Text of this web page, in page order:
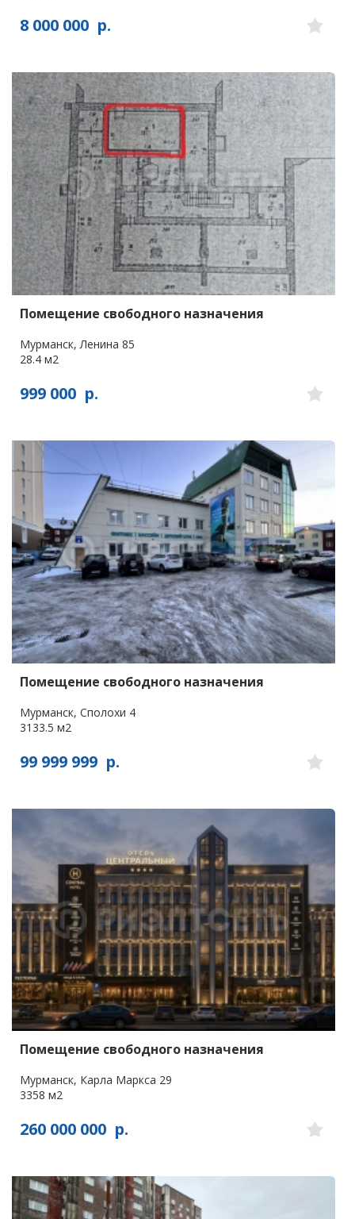
8 000 000 р.
Помещение свободного назначения
Мурманск, Ленина 85
28.4 м2
999 000 р.
Помещение свободного назначения
Мурманск, Сполохи 4
3133.5 м2
99 999 999 р.
Помещение свободного назначения
Мурманск, Карла Маркса 29
3358 м2
260 000 000 р.